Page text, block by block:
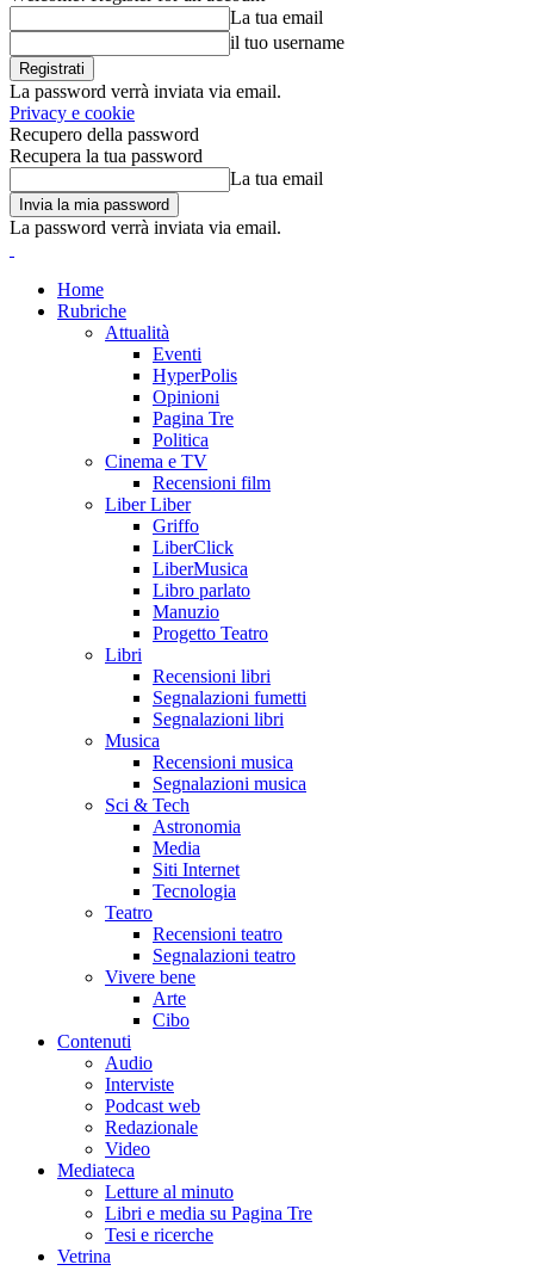
La tua email
il tuo username
La password verrà inviata via email.
Privacy e cookie
Recupero della password
Recupera la tua password
La tua email
La password verrà inviata via email.
Home
Rubriche
Attualità
Eventi
HyperPolis
Opinioni
Pagina Tre
Politica
Cinema e TV
Recensioni film
Liber Liber
Griffo
LiberClick
LiberMusica
Libro parlato
Manuzio
Progetto Teatro
Libri
Recensioni libri
Segnalazioni fumetti
Segnalazioni libri
Musica
Recensioni musica
Segnalazioni musica
Sci & Tech
Astronomia
Media
Siti Internet
Tecnologia
Teatro
Recensioni teatro
Segnalazioni teatro
Vivere bene
Arte
Cibo
Contenuti
Audio
Interviste
Podcast web
Redazionale
Video
Mediateca
Letture al minuto
Libri e media su Pagina Tre
Tesi e ricerche
Vetrina